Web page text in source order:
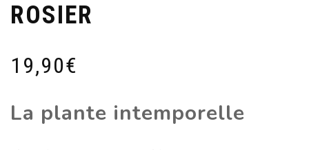
ROSIER
19,90€
La plante intemporelle